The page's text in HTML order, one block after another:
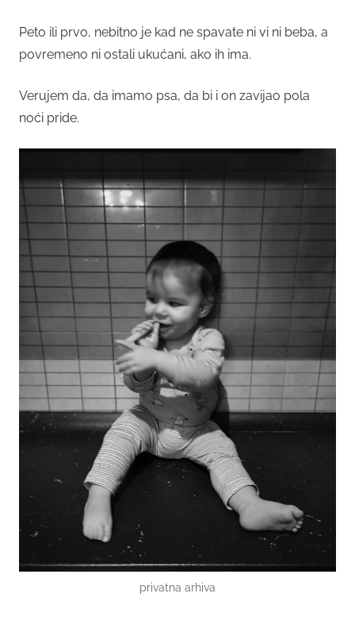
Peto ili prvo, nebitno je kad ne spavate ni vi ni beba, a
povremeno ni ostali ukućani, ako ih ima.
Verujem da, da imamo psa, da bi i on zavijao pola
noći pride.
privatna arhiva